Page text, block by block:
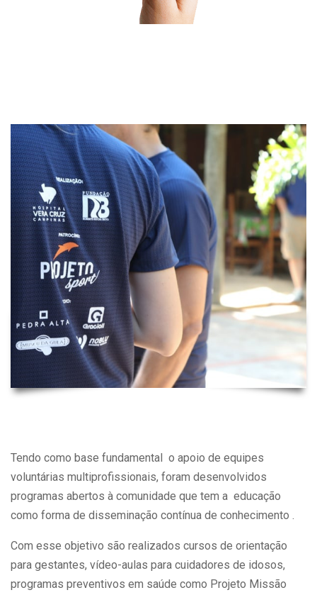
Tendo como base fundamental o apoio de equipes
voluntárias multiprofissionais, foram desenvolvidos
programas abertos à comunidade que tem a educação
como forma de disseminação contínua de conhecimento .
Com esse objetivo são realizados cursos de orientação
para gestantes, vídeo-aulas para cuidadores de idosos,
programas preventivos em saúde como Projeto Missão